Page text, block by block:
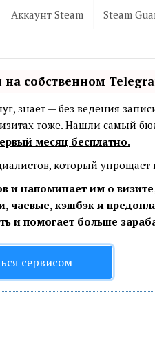
Аккаунт Steam Steam
на собственном
знает — без ведения
тоже. Нашли самый
месяц бесплатно.
который
и напоминает им о
чаевые, кэшбэк и
и помогает больше
сервисом